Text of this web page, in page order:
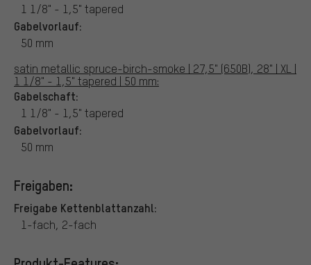
1 1/8" - 1,5" tapered
Gabelvorlauf:
50 mm
satin metallic spruce-birch-smoke | 27,5" (650B), 28" | XL |
1 1/8" - 1,5" tapered | 50 mm:
Gabelschaft:
1 1/8" - 1,5" tapered
Gabelvorlauf:
50 mm
Freigaben:
Freigabe Kettenblattanzahl:
1-fach, 2-fach